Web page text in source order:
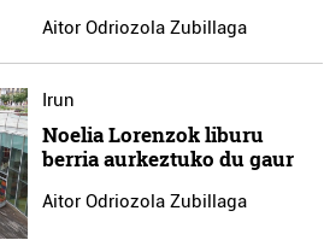
Aitor Odriozola Zubillaga
Irun
Noelia Lorenzok liburu
berria aurkeztuko du gaur
Aitor Odriozola Zubillaga